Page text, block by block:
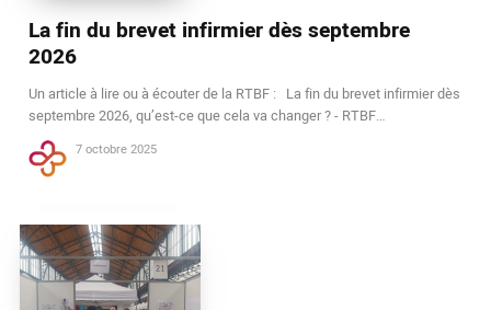
La fin du brevet infirmier dès septembre
2026
Un article à lire ou à écouter de la RTBF : La fin du brevet infirmier dès
septembre 2026, qu’est-ce que cela va changer ? - RTBF…
7 octobre 2025